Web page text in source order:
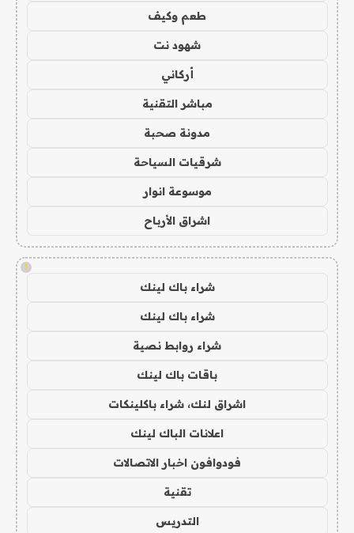
طعم وكيف
شهود نت
أركاني
مباشر التقنية
مدونة صحبة
شرقيات السياحة
موسوعة انوار
اشراق الأرباح
!
شراء باك لينك
شراء باك لينك
شراء روابط نصية
باقات باك لينك
اشراق لنك، شراء باكلينكات
اعلانات الباك لينك
فودوافون اخبار الاتصالات
تقنية
التدريس